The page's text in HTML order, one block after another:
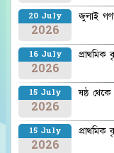
20 July
2026
জুলাই
16 July
2026
প্রাথমিক
15 July
2026
ষষ্ঠ
15 July
2026
প্রাথমিক